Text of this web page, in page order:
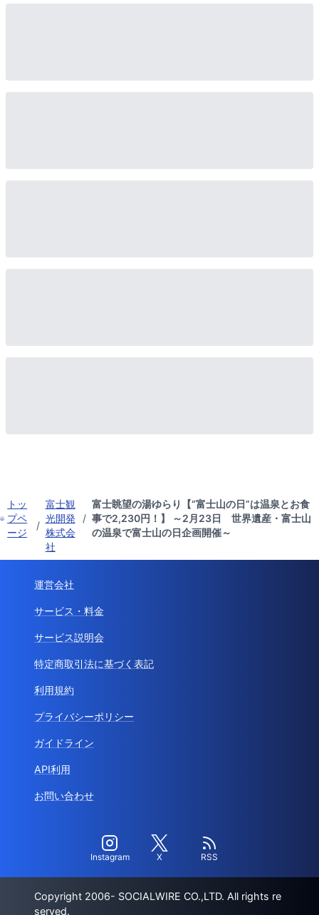
トッ
プペ
ージ
/
富士観
光開発
株式会
社
/
富士眺望の湯ゆらり【“富士山の日”は温泉とお食
事で2,230円！】 ～2月23日 世界遺産・富士山
の温泉で富士山の日企画開催～
運営会社
サービス・料金
サービス説明会
特定商取引法に基づく表記
利用規約
プライバシーポリシー
ガイドライン
API利用
お問い合わせ
Instagram X RSS
Copyright 2006- SOCIALWIRE CO.,LTD. All rights re
served.